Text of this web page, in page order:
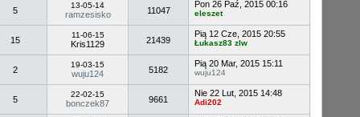
5
13-05-14
ramzesisko 11047
Pon 26 Paź, 2015 00:16
eleszet
15
11-06-15
Kris1129 21439
Pią 12 Cze, 2015 20:55
Łukasz83 zlw
2
19-03-15
wuju124 5182
Pią 20 Mar, 2015 15:11
wuju124
5
22-02-15
bonczek87 9661
Nie 22 Lut, 2015 14:48
Adi202